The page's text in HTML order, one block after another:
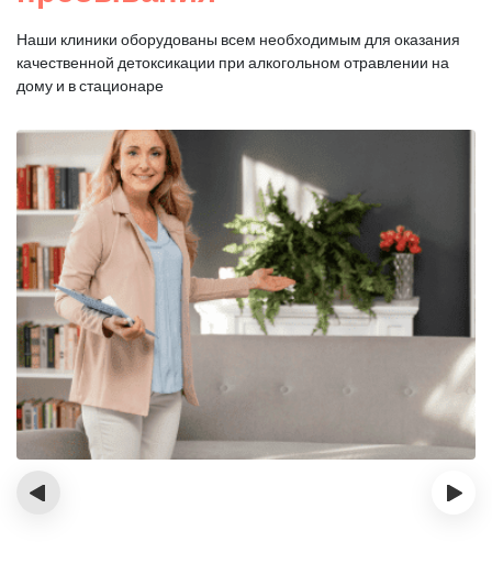
Наши клиники оборудованы всем необходимым для оказания
качественной детоксикации при алкогольном отравлении на
дому и в стационаре
‹ ›